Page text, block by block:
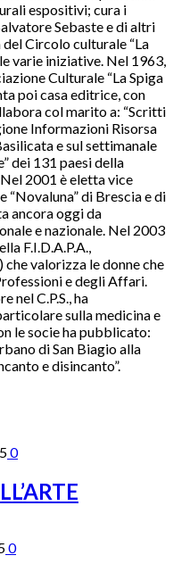
espositivi; cura i
Sebaste e di altri
Circolo culturale “La
varie iniziative. Nel 1963,
Culturale “La Spiga
poi casa editrice, con
col marito a: “Scritti
Informazioni Risorsa
e sul settimanale
dei 131 paesi della
2001 è eletta vice
“Novaluna” di Brescia e di
ancora oggi da
e nazionale. Nel 2003
F.I.D.A.P.A.,
valorizza le donne che
e degli Affari.
nel C.P.S., ha
sulla medicina e
le socie ha pubblicato:
di San Biagio alla
e disincanto”.
0
0